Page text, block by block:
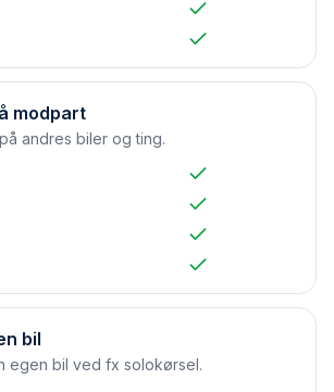
modpart
andres biler og ting.
bil
egen bil ved fx solokørsel.